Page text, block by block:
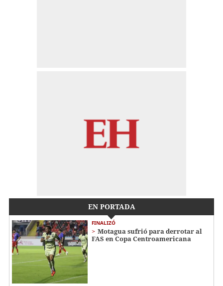
EN PORTADA
FINALIZÓ
Motagua sufrió para derrotar al
FAS en Copa Centroamericana